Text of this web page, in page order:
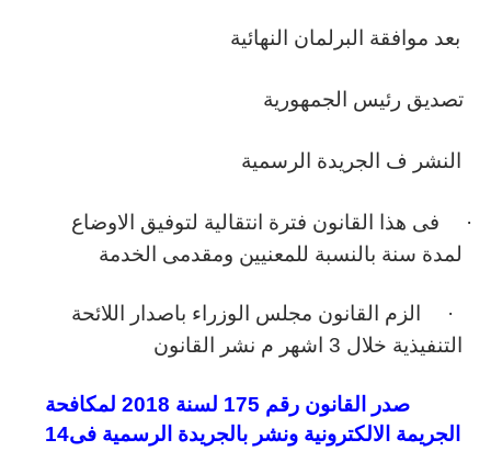
بعد موافقة البرلمان النهائية
تصديق رئيس الجمهورية
النشر ف الجريدة الرسمية
·
فى هذا القانون فترة انتقالية لتوفيق الاوضاع
لمدة سنة بالنسبة للمعنيين ومقدمى الخدمة
·
الزم القانون مجلس الوزراء باصدار اللائحة
التنفيذية خلال 3 اشهر م نشر القانون
صدر القانون رقم 175 لسنة 2018 لمكافحة
الجريمة الالكترونية ونشر بالجريدة الرسمية فى14